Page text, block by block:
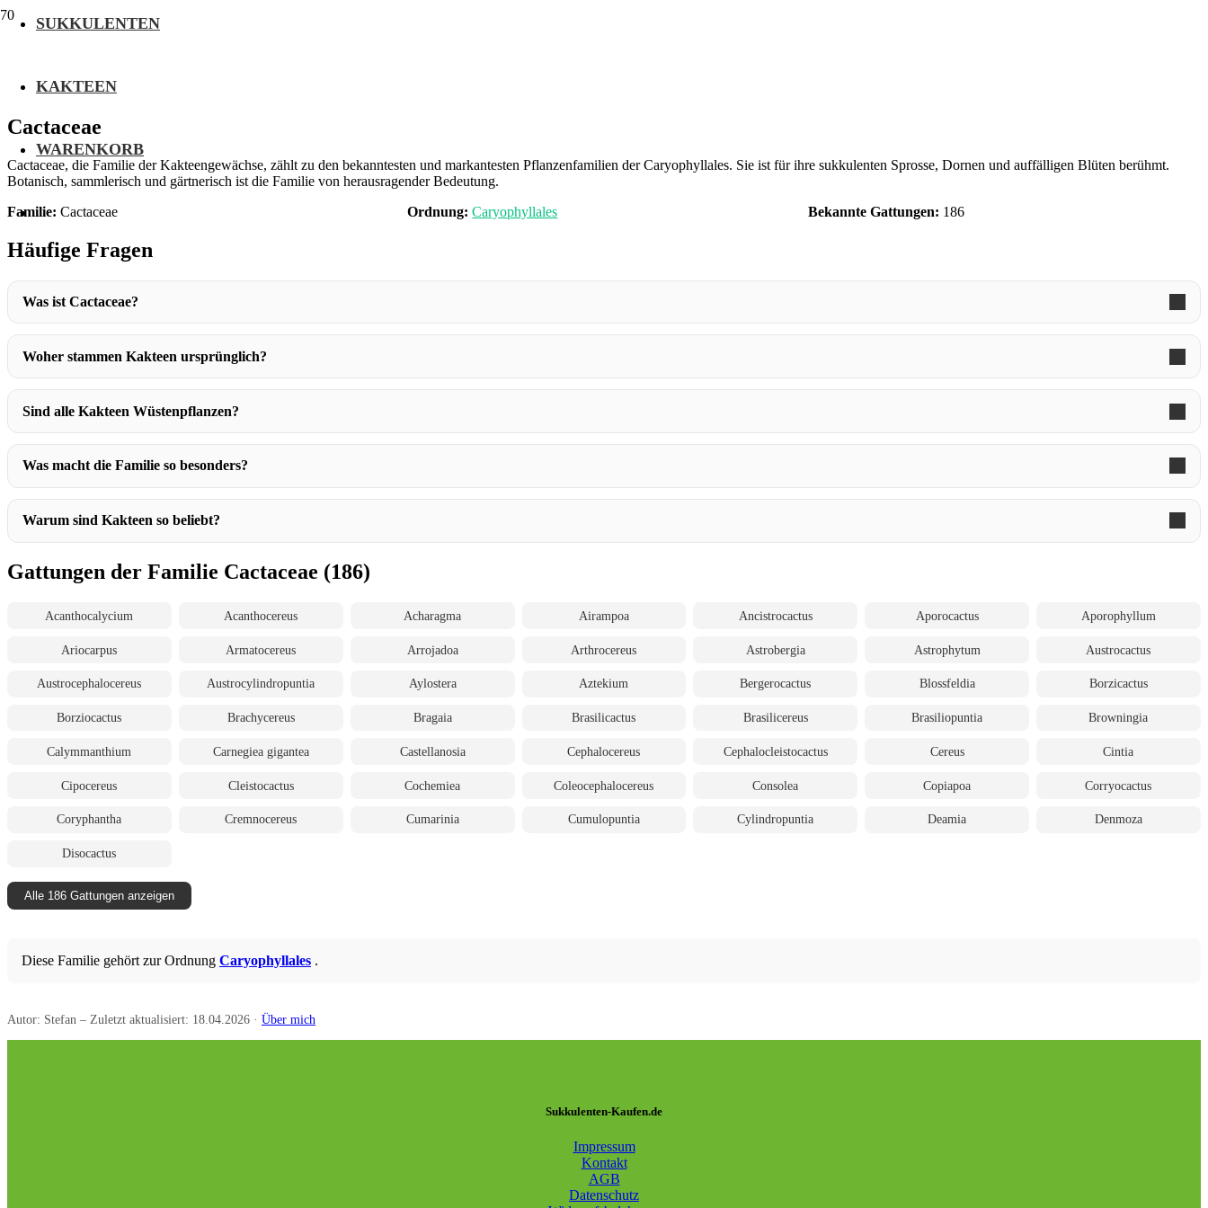
SUKKULENTEN
KAKTEEN
WARENKORB
Cactaceae
Cactaceae, die Familie der Kakteengewächse, zählt zu den bekanntesten und markantesten Pflanzenfamilien der Caryophyllales. Sie ist für ihre sukkulenten Sprosse, Dornen und auffälligen Blüten berühmt.
Botanisch, sammlerisch und gärtnerisch ist die Familie von herausragender Bedeutung.
Familie: Cactaceae Ordnung: Caryophyllales Bekannte Gattungen: 186
Häufige Fragen
Was ist Cactaceae?
Woher stammen Kakteen ursprünglich?
Sind alle Kakteen Wüstenpflanzen?
Was macht die Familie so besonders?
Warum sind Kakteen so beliebt?
Gattungen der Familie Cactaceae (186)
Acanthocalycium Acanthocereus Acharagma Airampoa Ancistrocactus Aporocactus Aporophyllum
Ariocarpus Armatocereus Arrojadoa Arthrocereus Astrobergia Astrophytum Austrocactus
Austrocephalocereus Austrocylindropuntia Aylostera Aztekium Bergerocactus Blossfeldia Borzicactus
Borziocactus Brachycereus Bragaia Brasilicactus Brasilicereus Brasiliopuntia Browningia
Calymmanthium Carnegiea gigantea Castellanosia Cephalocereus Cephalocleistocactus Cereus Cintia
Cipocereus Cleistocactus Cochemiea Coleocephalocereus Consolea Copiapoa Corryocactus
Coryphantha Cremnocereus Cumarinia Cumulopuntia Cylindropuntia Deamia Denmoza
Disocactus
Alle 186 Gattungen anzeigen
Diese Familie gehört zur Ordnung Caryophyllales .
Autor: Stefan – Zuletzt aktualisiert: 18.04.2026 · Über mich
Sukkulenten-Kaufen.de
Impressum
Kontakt
AGB
Datenschutz